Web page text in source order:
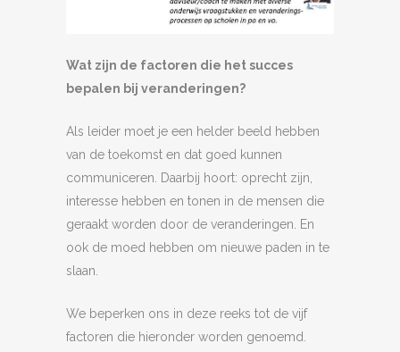
Wat zijn de factoren die het succes
bepalen bij veranderingen?
Als leider moet je een helder beeld hebben
van de toekomst en dat goed kunnen
communiceren. Daarbij hoort: oprecht zijn,
interesse hebben en tonen in de mensen die
geraakt worden door de veranderingen. En
ook de moed hebben om nieuwe paden in te
slaan.
We beperken ons in deze reeks tot de vijf
factoren die hieronder worden genoemd.